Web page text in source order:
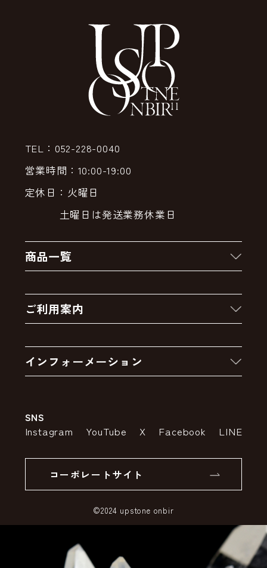
TEL：052-228-0040
営業時間：10:00-19:00
定休日：火曜日
土曜日は発送業務休業日
商品一覧
クーポン
卸販売・大量注文
アウトレットセール
ご利用案内
お支払いについて
インフォーメーション
特定商取引法の表示
SSLサーバー証明書とは
SNS
Instagram YouTube X Facebook LINE
コーポレートサイト
©2024 upstone onbir